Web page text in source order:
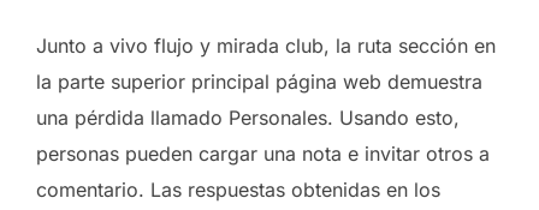
Junto a vivo flujo y mirada club, la ruta sección en
la parte superior principal página web demuestra
una pérdida llamado Personales. Usando esto,
personas pueden cargar una nota e invitar otros a
comentario. Las respuestas obtenidas en los